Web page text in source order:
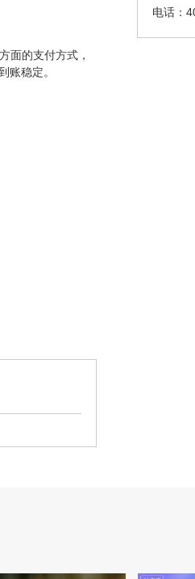
面的支付方式，
账稳定。
电话：